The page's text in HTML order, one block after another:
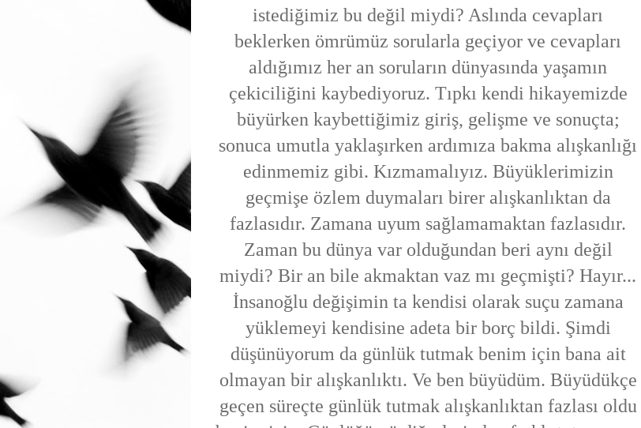
istediğimiz bu değil miydi? Aslında cevapları
beklerken ömrümüz sorularla geçiyor ve cevapları
aldığımız her an soruların dünyasında yaşamın
çekiciliğini kaybediyoruz. Tıpkı kendi hikayemizde
büyürken kaybettiğimiz giriş, gelişme ve sonuçta;
sonuca umutla yaklaşırken ardımıza bakma alışkanlığı
edinmemiz gibi. Kızmamalıyız. Büyüklerimizin
geçmişe özlem duymaları birer alışkanlıktan da
fazlasıdır. Zamana uyum sağlamamaktan fazlasıdır.
Zaman bu dünya var olduğundan beri aynı değil
miydi? Bir an bile akmaktan vaz mı geçmişti? Hayır...
İnsanoğlu değişimin ta kendisi olarak suçu zamana
yüklemeyi kendisine adeta bir borç bildi. Şimdi
düşünüyorum da günlük tutmak benim için bana ait
olmayan bir alışkanlıktı. Ve ben büyüdüm. Büyüdükçe
geçen süreçte günlük tutmak alışkanlıktan fazlası oldu